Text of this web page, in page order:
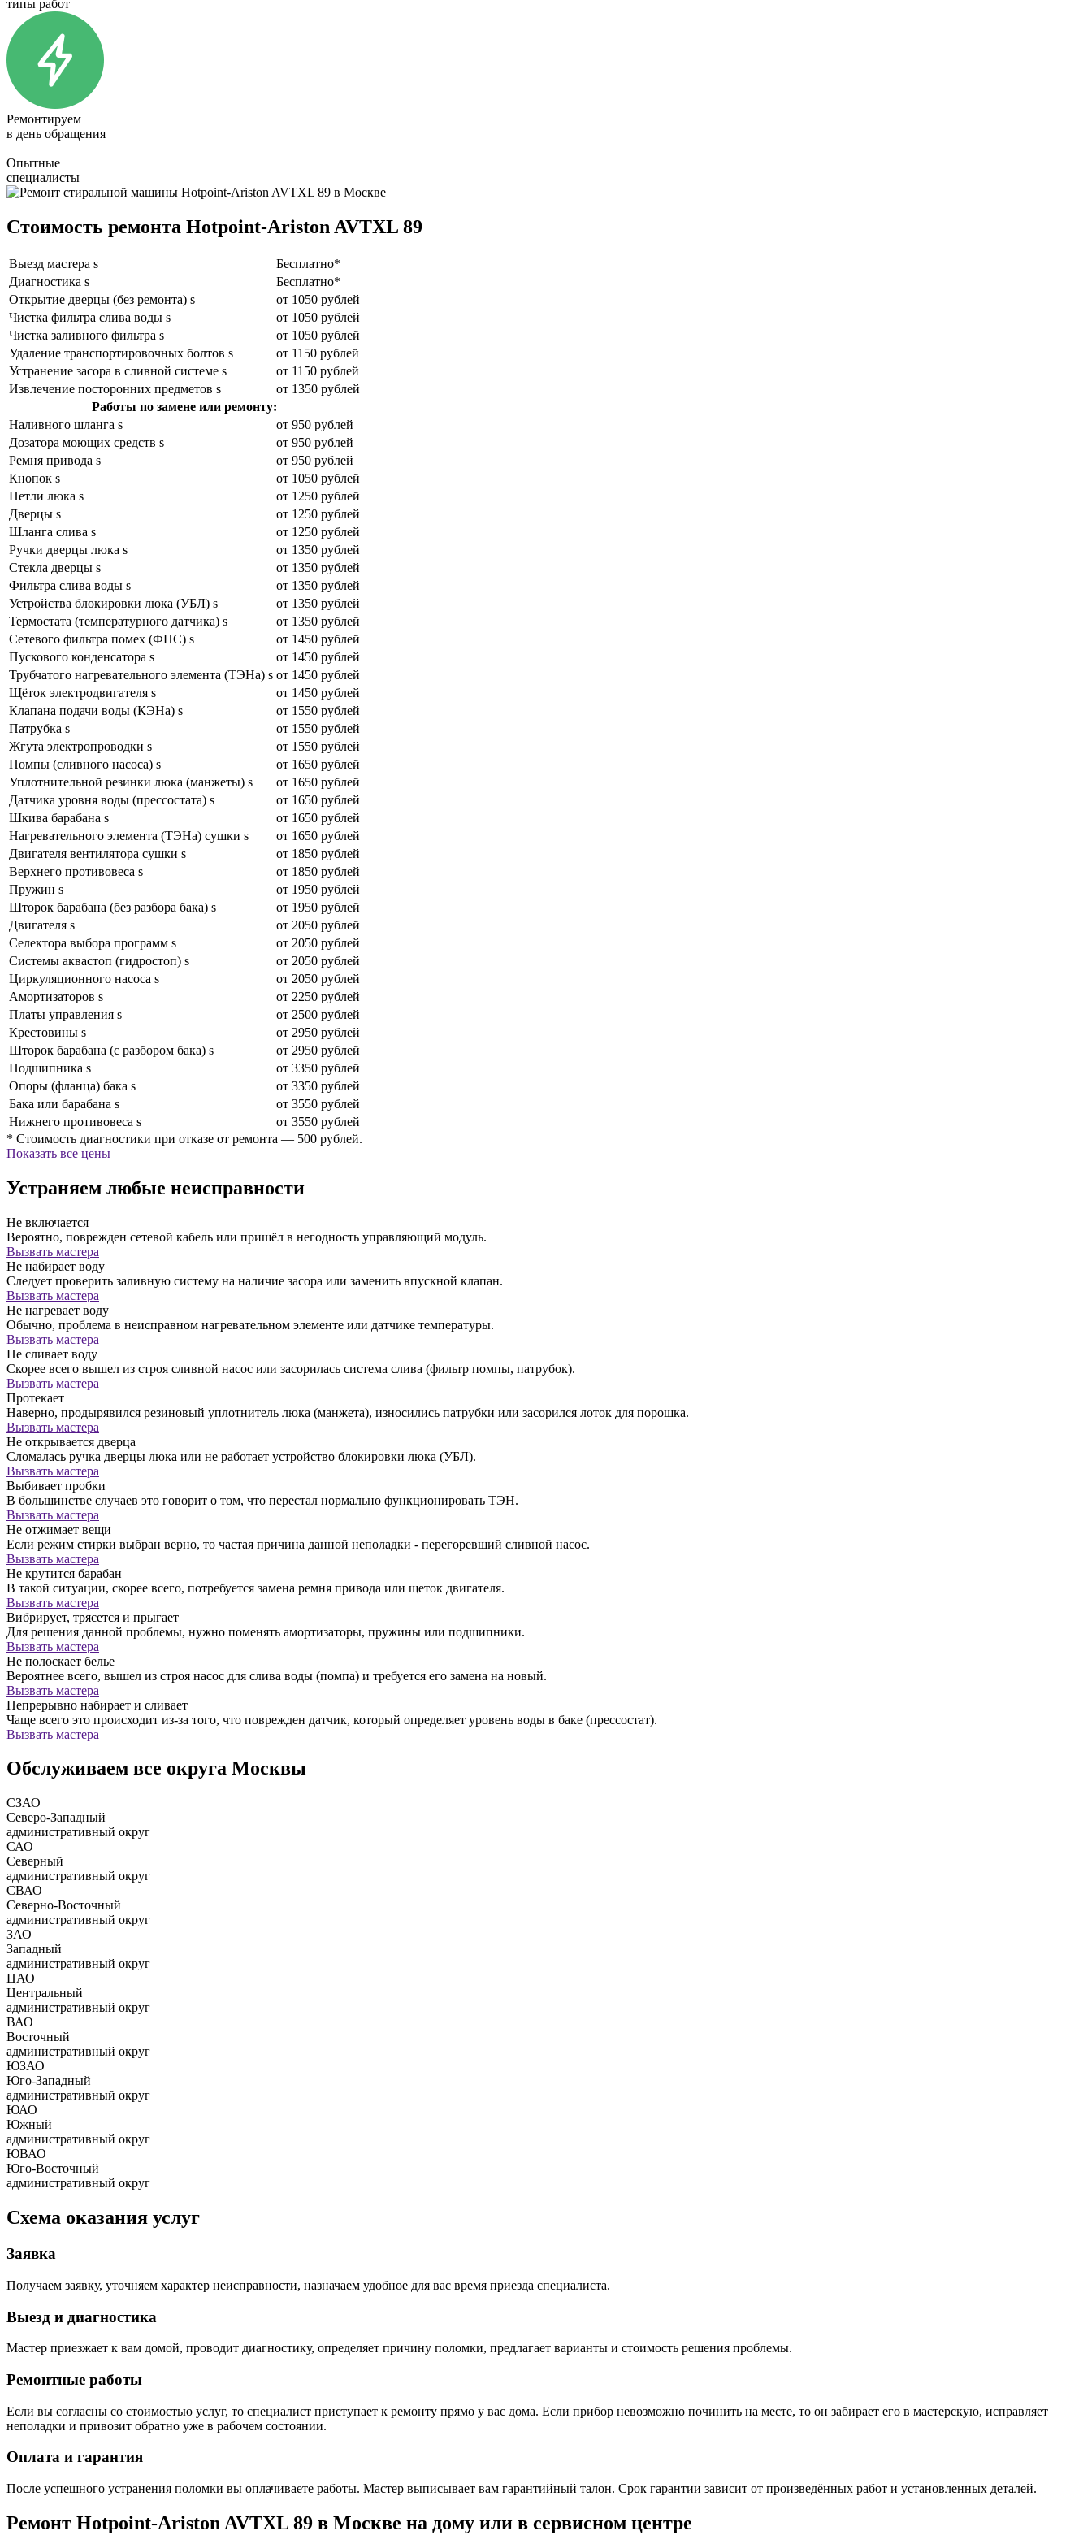
типы работ
Ремонтируем
в день обращения
Опытные
специалисты
Стоимость ремонта Hotpoint-Ariston AVTXL 89
Выезд мастера s
Бесплатно*
Диагностика s
Бесплатно*
Открытие дверцы (без ремонта) s
от 1050 рублей
Чистка фильтра слива воды s
от 1050 рублей
Чистка заливного фильтра s
от 1050 рублей
Удаление транспортировочных болтов s
от 1150 рублей
Устранение засора в сливной системе s
от 1150 рублей
Извлечение посторонних предметов s
от 1350 рублей
Работы по замене или ремонту:
Наливного шланга s
от 950 рублей
Дозатора моющих средств s
от 950 рублей
Ремня привода s
от 950 рублей
Кнопок s
от 1050 рублей
Петли люка s
от 1250 рублей
Дверцы s
от 1250 рублей
Шланга слива s
от 1250 рублей
Ручки дверцы люка s
от 1350 рублей
Стекла дверцы s
от 1350 рублей
Фильтра слива воды s
от 1350 рублей
Устройства блокировки люка (УБЛ) s
от 1350 рублей
Термостата (температурного датчика) s
от 1350 рублей
Сетевого фильтра помех (ФПС) s
от 1450 рублей
Пускового конденсатора s
от 1450 рублей
Трубчатого нагревательного элемента (ТЭНа) s от 1450 рублей
Щёток электродвигателя s
от 1450 рублей
Клапана подачи воды (КЭНа) s
от 1550 рублей
Патрубка s
от 1550 рублей
Жгута электропроводки s
от 1550 рублей
Помпы (сливного насоса) s
от 1650 рублей
Уплотнительной резинки люка (манжеты) s
от 1650 рублей
Датчика уровня воды (прессостата) s
от 1650 рублей
Шкива барабана s
от 1650 рублей
Нагревательного элемента (ТЭНа) сушки s
от 1650 рублей
Двигателя вентилятора сушки s
от 1850 рублей
Верхнего противовеса s
от 1850 рублей
Пружин s
от 1950 рублей
Шторок барабана (без разбора бака) s
от 1950 рублей
Двигателя s
от 2050 рублей
Селектора выбора программ s
от 2050 рублей
Системы аквастоп (гидростоп) s
от 2050 рублей
Циркуляционного насоса s
от 2050 рублей
Амортизаторов s
от 2250 рублей
Платы управления s
от 2500 рублей
Крестовины s
от 2950 рублей
Шторок барабана (с разбором бака) s
от 2950 рублей
Подшипника s
от 3350 рублей
Опоры (фланца) бака s
от 3350 рублей
Бака или барабана s
от 3550 рублей
Нижнего противовеса s
от 3550 рублей
* Стоимость диагностики при отказе от ремонта — 500 рублей.
Показать все цены
Устраняем любые неисправности
Не включается
Вероятно, поврежден сетевой кабель или пришёл в негодность управляющий модуль.
Вызвать мастера
Не набирает воду
Следует проверить заливную систему на наличие засора или заменить впускной клапан.
Вызвать мастера
Не нагревает воду
Обычно, проблема в неисправном нагревательном элементе или датчике температуры.
Вызвать мастера
Не сливает воду
Скорее всего вышел из строя сливной насос или засорилась система слива (фильтр помпы, патрубок).
Вызвать мастера
Протекает
Наверно, продырявился резиновый уплотнитель люка (манжета), износились патрубки или засорился лоток для порошка.
Вызвать мастера
Не открывается дверца
Сломалась ручка дверцы люка или не работает устройство блокировки люка (УБЛ).
Вызвать мастера
Выбивает пробки
В большинстве случаев это говорит о том, что перестал нормально функционировать ТЭН.
Вызвать мастера
Не отжимает вещи
Если режим стирки выбран верно, то частая причина данной неполадки - перегоревший сливной насос.
Вызвать мастера
Не крутится барабан
В такой ситуации, скорее всего, потребуется замена ремня привода или щеток двигателя.
Вызвать мастера
Вибрирует, трясется и прыгает
Для решения данной проблемы, нужно поменять амортизаторы, пружины или подшипники.
Вызвать мастера
Не полоскает белье
Вероятнее всего, вышел из строя насос для слива воды (помпа) и требуется его замена на новый.
Вызвать мастера
Непрерывно набирает и сливает
Чаще всего это происходит из-за того, что поврежден датчик, который определяет уровень воды в баке (прессостат).
Вызвать мастера
Обслуживаем все округа Москвы
СЗАО
Северо-Западный
административный округ
САО
Северный
административный округ
СВАО
Северно-Восточный
административный округ
ЗАО
Западный
административный округ
ЦАО
Центральный
административный округ
ВАО
Восточный
административный округ
ЮЗАО
Юго-Западный
административный округ
ЮАО
Южный
административный округ
ЮВАО
Юго-Восточный
административный округ
Схема оказания услуг
Заявка
Получаем заявку, уточняем характер неисправности, назначаем удобное для вас время приезда специалиста.
Выезд и диагностика
Мастер приезжает к вам домой, проводит диагностику, определяет причину поломки, предлагает варианты и стоимость решения проблемы.
Ремонтные работы
Если вы согласны со стоимостью услуг, то специалист приступает к ремонту прямо у вас дома. Если прибор невозможно починить на месте, то он забирает его в мастерскую, исправляет
неполадки и привозит обратно уже в рабочем состоянии.
Оплата и гарантия
После успешного устранения поломки вы оплачиваете работы. Мастер выписывает вам гарантийный талон. Срок гарантии зависит от произведённых работ и установленных деталей.
Ремонт Hotpoint-Ariston AVTXL 89 в Москве на дому или в сервисном центре